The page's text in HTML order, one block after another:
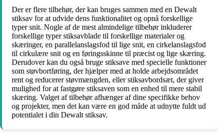
Der er flere tilbehør, der kan bruges sammen med en Dewalt
stiksav for at udvide dens funktionalitet og opnå forskellige
typer snit. Nogle af de mest almindelige tilbehør inkluderer
forskellige typer stiksavblade til forskellige materialer og
skæringer, en parallelanslagsfod til lige snit, en cirkelanslagsfod
til cirkulære snit og en føringsskinne til præcist og lige skæring.
Derudover kan du også bruge stiksave med specielle funktioner
som støvbortføring, der hjælper med at holde arbejdsområdet
rent og reducerer støvmængden, eller stiksavbordsæt, der giver
mulighed for at fastgøre stiksaven som en enhed til mere stabil
skæring. Valget af tilbehør afhænger af dine specifikke behov
og projekter, men det kan være en god måde at udnytte fuldt ud
potentialet i din Dewalt stiksav.